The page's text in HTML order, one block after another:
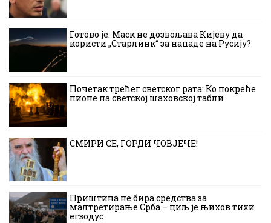
Готово је: Маск не дозвољава Кијеву да
користи „Старлинк“ за нападе на Русију?
Почетак трећег светског рата: Ко покреће
пионе на светској шаховској табли
СМИРИ СЕ, ГОРДИ ЧОВЈЕЧЕ!
Приштина не бира средства за
малтретирање Срба – циљ је њихов тихи
егзодус